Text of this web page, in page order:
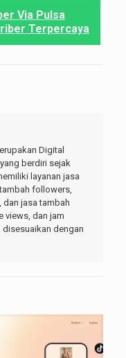
Via Pulsa
Terpercaya
Digital
berdiri sejak
layanan jasa
followers,
dan jasa tambah
views, dan jam
disesuaikan dengan